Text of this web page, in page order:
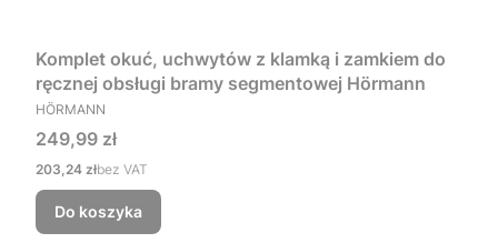
Komplet okuć, uchwytów z klamką i zamkiem do
ręcznej obsługi bramy segmentowej Hörmann
PRODUCENT
HÖRMANN
Cena
249,99 zł
Cena
203,24 złbez VAT
Do koszyka